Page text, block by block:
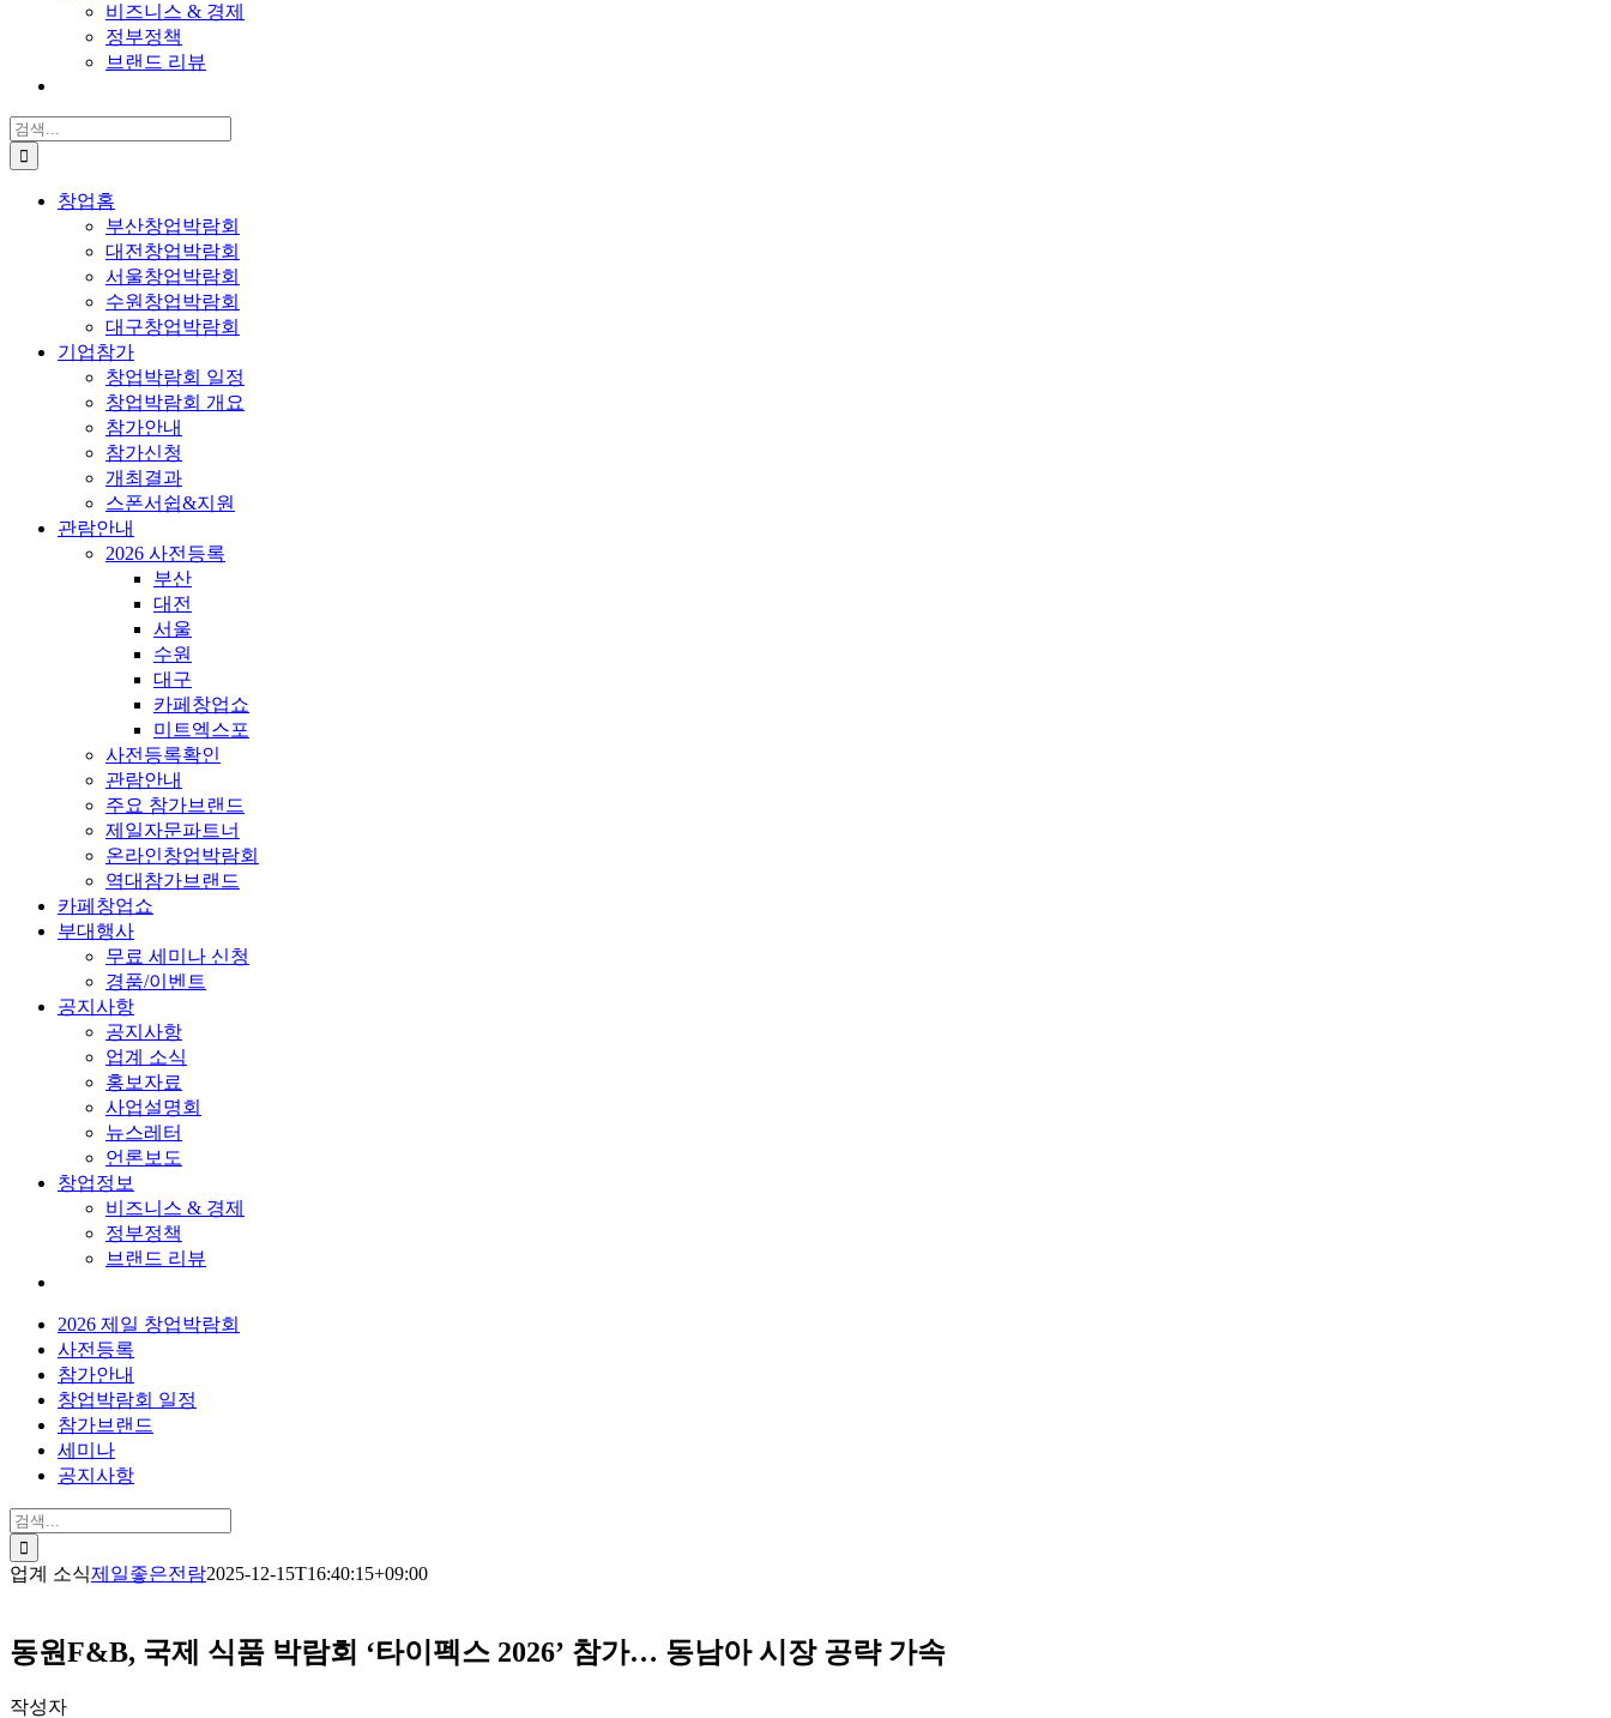
비즈니스 & 경제
정부정책
브랜드 리뷰
검
색:
창업홈
부산창업박람회
대전창업박람회
서울창업박람회
수원창업박람회
대구창업박람회
기업참가
창업박람회 일정
창업박람회 개요
참가안내
참가신청
개최결과
스폰서쉽&지원
관람안내
2026 사전등록
부산
대전
서울
수원
대구
카페창업쇼
미트엑스포
사전등록확인
관람안내
주요 참가브랜드
제일자문파트너
온라인창업박람회
역대참가브랜드
카페창업쇼
부대행사
무료 세미나 신청
경품/이벤트
공지사항
공지사항
업계 소식
홍보자료
사업설명회
뉴스레터
언론보도
창업정보
비즈니스 & 경제
정부정책
브랜드 리뷰
2026 제일 창업박람회
사전등록
참가안내
창업박람회 일정
참가브랜드
세미나
공지사항
검
색:
업계 소식제일좋은전람2025-12-15T16:40:15+09:00
동원F&B, 국제 식품 박람회 ‘타이펙스 2026’ 참가… 동남아 시장 공략 가속
작성자